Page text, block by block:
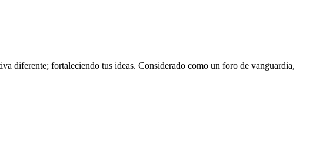
diferente; fortaleciendo tus ideas. Considerado como un foro de vanguardia,